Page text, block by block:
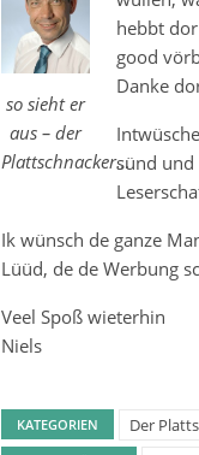
so sieht er
aus – der
Plattschnacker…
hebbt
good
Danke
sünd und
Ik wünsch de ganze
Lüüd, de de Werbung
Veel Spoß wieterhin
Niels
KATEGORIEN Der